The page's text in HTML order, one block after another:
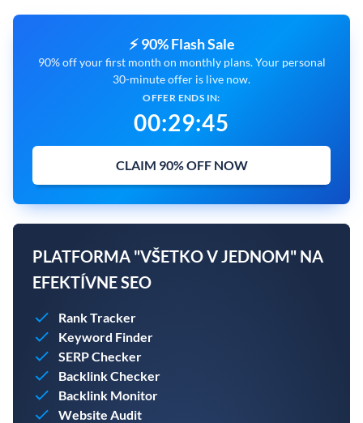
⚡ 90% Flash Sale
90% off your first month on monthly plans. Your personal
30-minute offer is live now.
OFFER ENDS IN:
00:29:43
CLAIM 90% OFF NOW
PLATFORMA "VŠETKO V JEDNOM" NA
EFEKTÍVNE SEO
Rank Tracker
Keyword Finder
SERP Checker
Backlink Checker
Backlink Monitor
Website Audit